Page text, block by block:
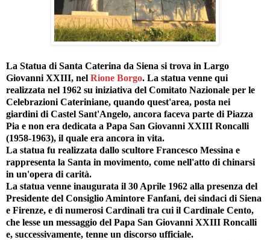
La Statua di Santa Caterina da Siena si trova in Largo
Giovanni XXIII, nel Rione Borgo. La statua venne qui
realizzata nel 1962 su iniziativa del Comitato Nazionale per le
Celebrazioni Cateriniane, quando quest'area, posta nei
giardini di Castel Sant'Angelo, ancora faceva parte di Piazza
Pia e non era dedicata a Papa San Giovanni XXIII Roncalli
(1958-1963), il quale era ancora in vita.
La statua fu realizzata dallo scultore Francesco Messina e
rappresenta la Santa in movimento, come nell'atto di chinarsi
in un'opera di carità.
La statua venne inaugurata il 30 Aprile 1962 alla presenza del
Presidente del Consiglio Amintore Fanfani, dei sindaci di Siena
e Firenze, e di numerosi Cardinali tra cui il Cardinale Cento,
che lesse un messaggio del Papa San Giovanni XXIII Roncalli
e, successivamente, tenne un discorso ufficiale.